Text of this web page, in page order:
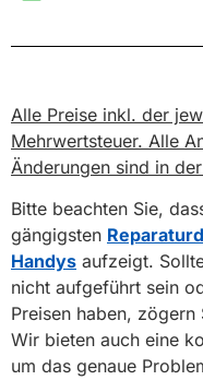
Alle Preise inkl. der
Mehrwertsteuer. Alle
Änderungen sind in
Bitte beachten Sie,
gängigsten
Handys aufzeigt.
nicht aufgeführt sein
Preisen haben,
Wir bieten auch eine
um das genaue